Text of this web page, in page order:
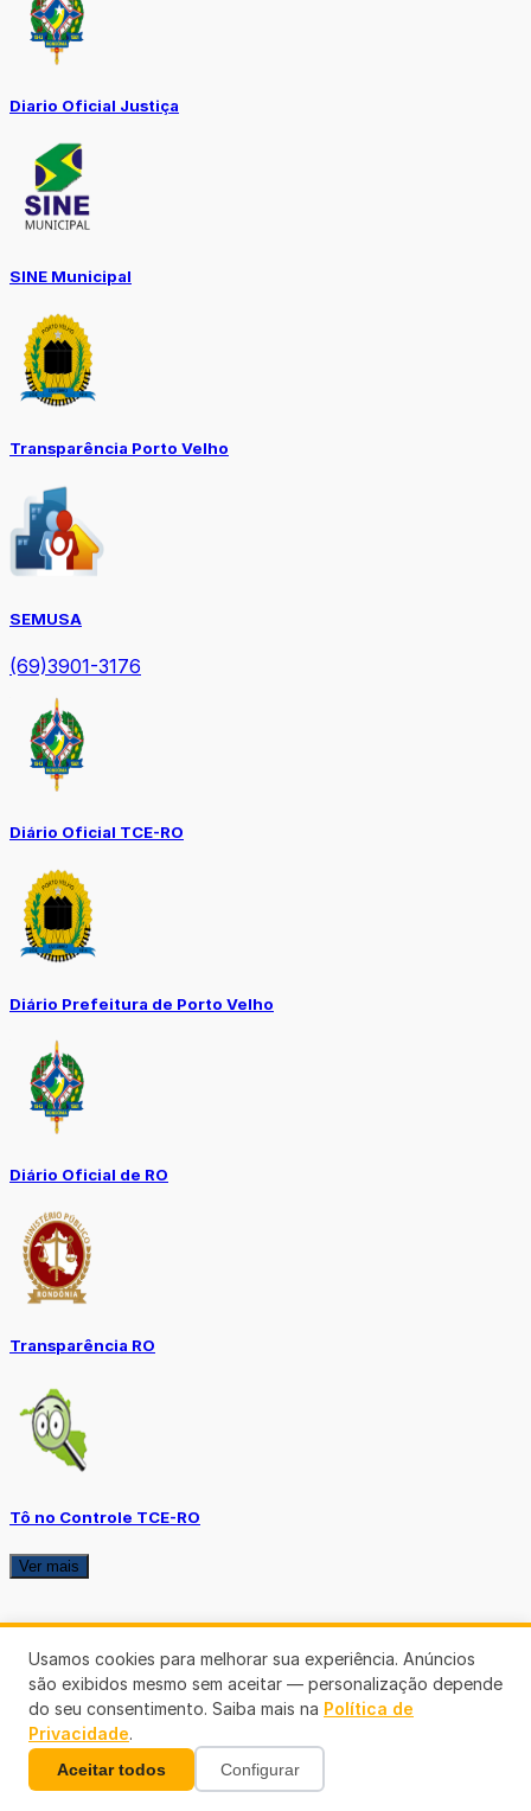
Diario Oficial Justiça
SINE Municipal
Transparência Porto Velho
SEMUSA
(69)3901-3176
Diário Oficial TCE-RO
Diário Prefeitura de Porto Velho
Diário Oficial de RO
Transparência RO
Tô no Controle TCE-RO
Ver mais
Usamos cookies para melhorar sua experiência. Anúncios
são exibidos mesmo sem aceitar — personalização depende
do seu consentimento. Saiba mais na Política de
Privacidade.
Aceitar todos Configurar